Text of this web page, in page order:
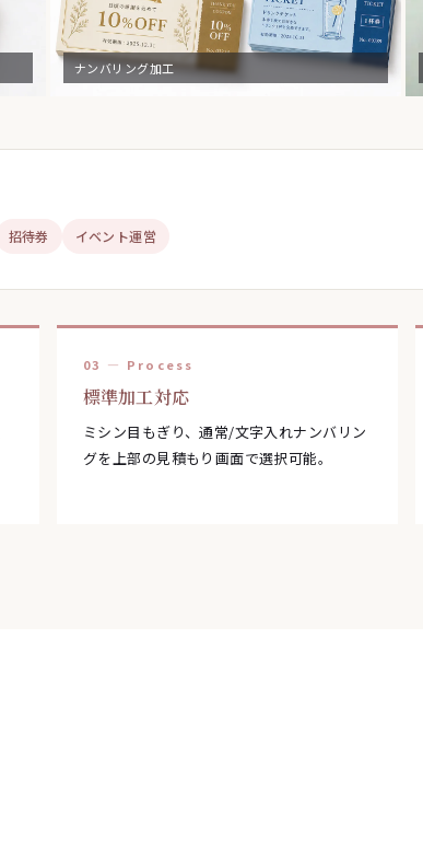
ナンバリング加工
招待券 イベント運営
03 — Process
標準加工対応
ミシン目もぎり、通常/文字入れナンバリン
グを上部の見積もり画面で選択可能。